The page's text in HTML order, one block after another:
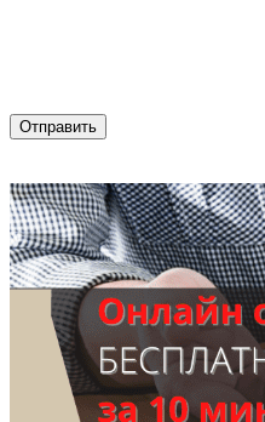
Отправить